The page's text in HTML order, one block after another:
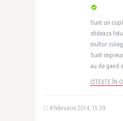
Sunt un
sfideaza
multor
Sunt
au de gand
CITEȘTE ÎN
8 februarie 2014, 15:39